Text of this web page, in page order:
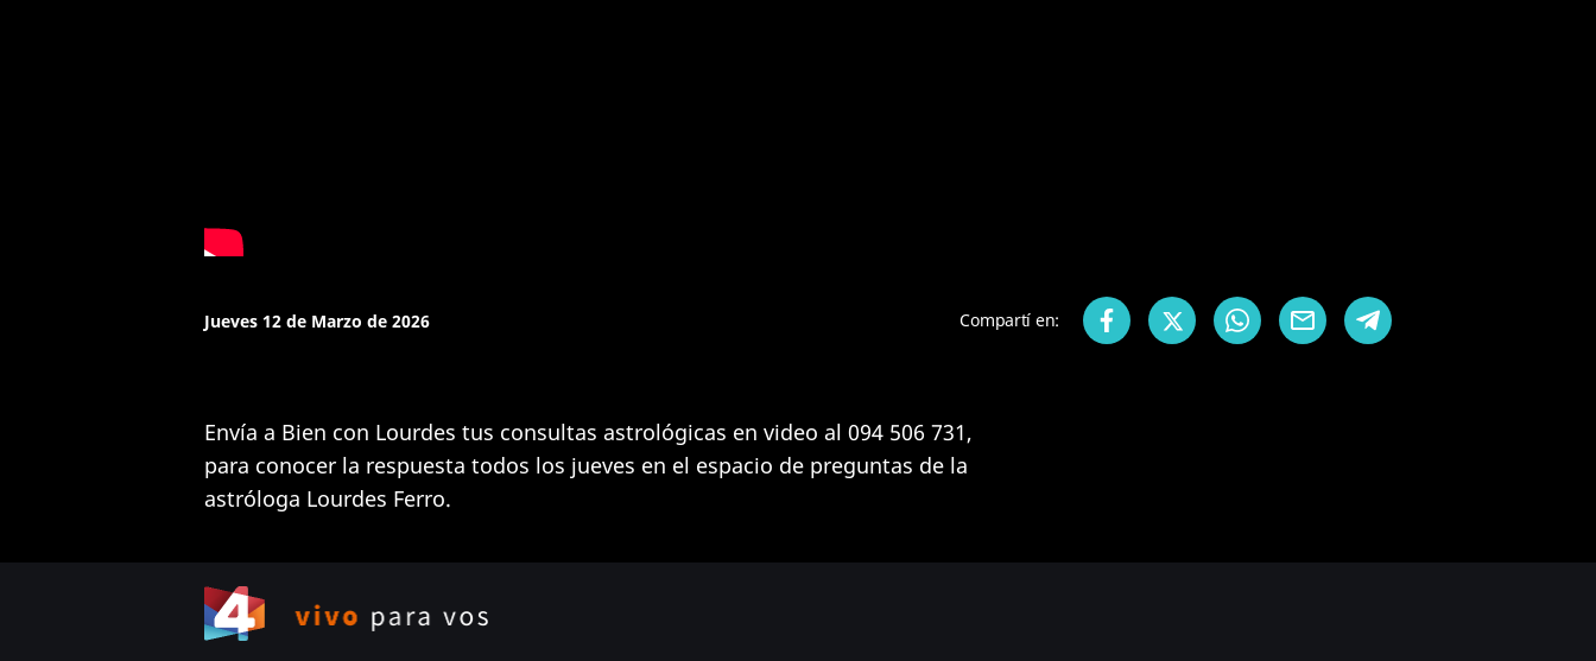
Jueves 12 de Marzo de 2026 Compartí en:
Envía a Bien con Lourdes tus consultas astrológicas en video al 094 506 731,
para conocer la respuesta todos los jueves en el espacio de preguntas de la
astróloga Lourdes Ferro.